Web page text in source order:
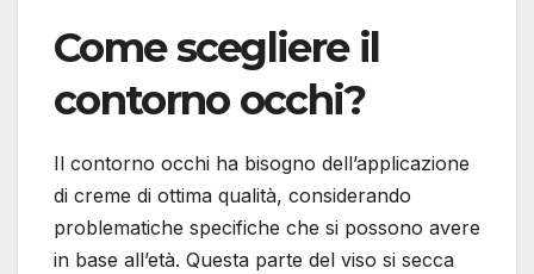
Come scegliere il
contorno occhi?
Il contorno occhi ha bisogno dell’applicazione
di creme di ottima qualità, considerando
problematiche specifiche che si possono avere
in base all’età. Questa parte del viso si secca